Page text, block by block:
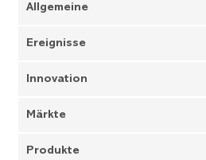
Allgemeine
Ereignisse
Innovation
Märkte
Produkte